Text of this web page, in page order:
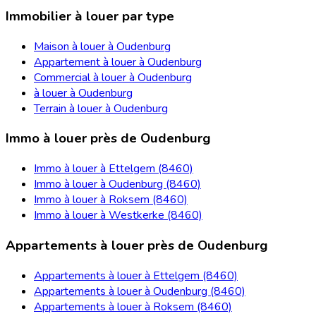
Immobilier à louer par type
Maison à louer à Oudenburg
Appartement à louer à Oudenburg
Commercial à louer à Oudenburg
à louer à Oudenburg
Terrain à louer à Oudenburg
Immo à louer près de Oudenburg
Immo à louer à Ettelgem (8460)
Immo à louer à Oudenburg (8460)
Immo à louer à Roksem (8460)
Immo à louer à Westkerke (8460)
Appartements à louer près de Oudenburg
Appartements à louer à Ettelgem (8460)
Appartements à louer à Oudenburg (8460)
Appartements à louer à Roksem (8460)